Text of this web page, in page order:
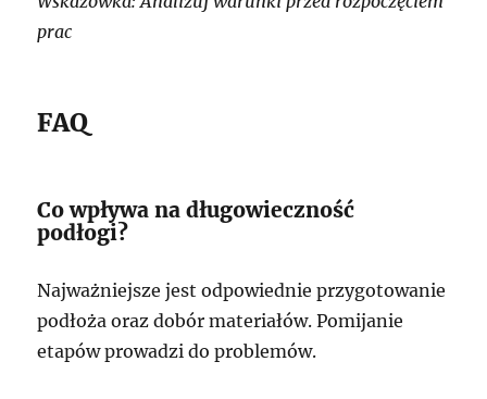
prac
FAQ
Co wpływa na długowieczność
podłogi?
Najważniejsze jest odpowiednie przygotowanie
podłoża oraz dobór materiałów. Pomijanie
etapów prowadzi do problemów.